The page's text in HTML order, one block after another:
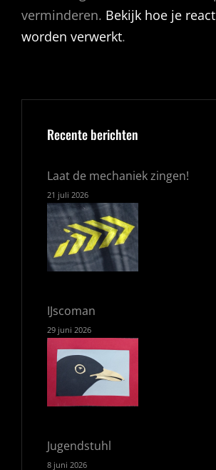
verminderen. Bekijk hoe je
worden verwerkt.
Recente berichten
Laat de mechaniek zingen!
21 juli 2026
IJscoman
29 juni 2026
Jugendstuhl
8 juni 2026